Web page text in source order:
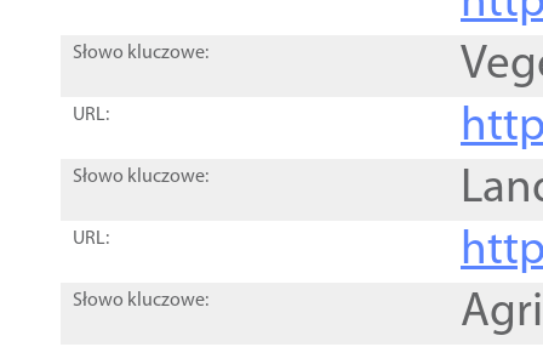
Słowo kluczowe:
URL:
Słowo kluczowe:
URL:
Słowo kluczowe: